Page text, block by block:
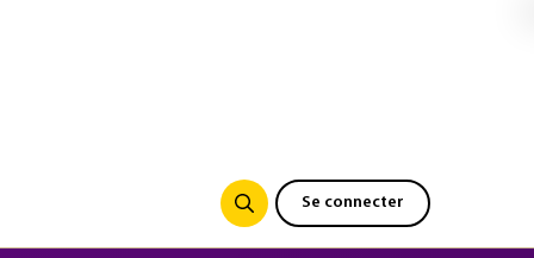
Se connecter